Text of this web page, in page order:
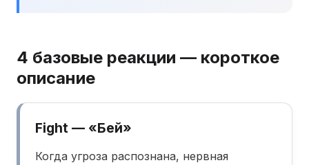
4 базовые реакции — короткое
описание
Fight — «Бей»
Когда угроза распознана, нервная